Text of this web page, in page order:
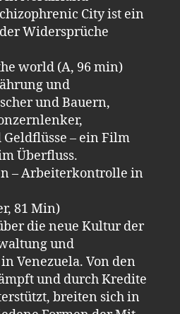
City ist ein
Widersprüche
world (A, 96 min)
und
und Bauern,
– ein Film
Überfluss.
– Arbeiterkontrolle in
81 Min)
die neue Kultur der
und
Venezuela. Von den
und durch Kredite
breiten sich in